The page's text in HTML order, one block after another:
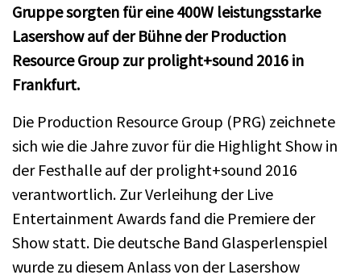
Gruppe sorgten für eine 400W leistungsstarke
Lasershow auf der Bühne der Production
Resource Group zur prolight+sound 2016 in
Frankfurt.
Die Production Resource Group (PRG) zeichnete
sich wie die Jahre zuvor für die Highlight Show in
der Festhalle auf der prolight+sound 2016
verantwortlich. Zur Verleihung der Live
Entertainment Awards fand die Premiere der
Show statt. Die deutsche Band Glasperlenspiel
wurde zu diesem Anlass von der Lasershow